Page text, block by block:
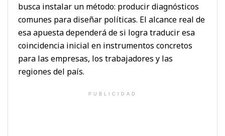
busca instalar un método: producir diagnósticos
comunes para diseñar políticas. El alcance real de
esa apuesta dependerá de si logra traducir esa
coincidencia inicial en instrumentos concretos
para las empresas, los trabajadores y las
regiones del país.
PUBLICIDAD